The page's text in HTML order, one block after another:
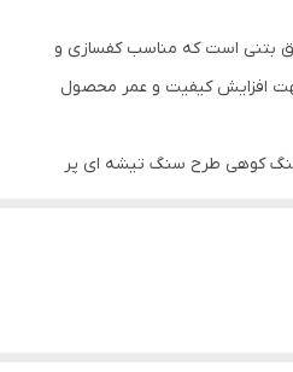
بتنی است که مناسب کفسازی و
افزایش کیفیت و عمر محصول
کوهی طرح سنگ تیشه ای پر